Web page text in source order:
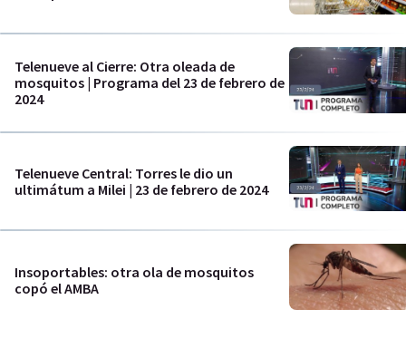
Telenueve al Cierre: Otra oleada de
mosquitos | Programa del 23 de febrero de
2024
Telenueve Central: Torres le dio un
ultimátum a Milei | 23 de febrero de 2024
Insoportables: otra ola de mosquitos
copó el AMBA